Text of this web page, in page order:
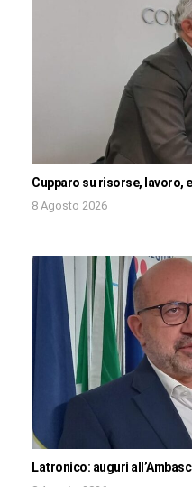
Cupparo su risorse, lavoro,
8 Agosto 2026
Latronico: auguri